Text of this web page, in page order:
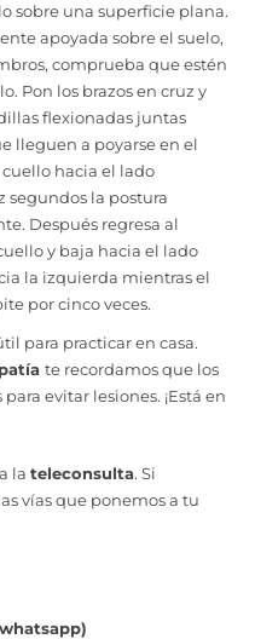
sobre una superficie plana.
apoyada sobre el suelo,
comprueba que estén
Pon los brazos en cruz y
flexionadas juntas
lleguen a poyarse en el
hacia el lado
segundos la postura
Después regresa al
y baja hacia el lado
la izquierda mientras el
por cinco veces.
para practicar en casa.
te recordamos que los
evitar lesiones. ¡Está en
la teleconsulta. Si
vías que ponemos a tu